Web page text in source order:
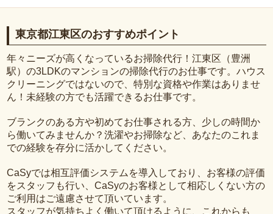
東京都江東区のおすすめポイント
年々ニーズが高くなっているお掃除代行！江東区（豊洲
駅）の3LDKのマンションの掃除代行のお仕事です。ハウス
クリーニングではないので、特別な資格や作業はありませ
ん！未経験の方でも活躍できるお仕事です。
ブランクのある方や初めてお仕事される方、少しの時間か
ら働いてみませんか？洗濯やお掃除など、あなたのこれま
での経験を存分に活かしてください。
CaSyでは相互評価システムを導入しており、お客様の評価
をスタッフも行い、CaSyのお客様として相応しくない方の
ご利用はご遠慮させて頂いています。
スタッフが気持ちよく働いて頂けるように、これからも